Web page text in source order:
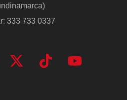
333 733 0337